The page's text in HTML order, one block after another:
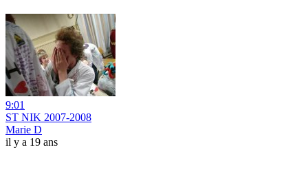
9:01
ST NIK 2007-2008
Marie D
il y a 19 ans